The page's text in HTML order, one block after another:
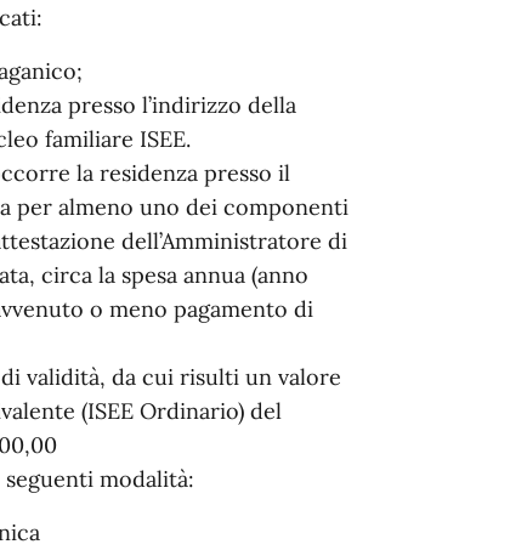
presso l’indirizzo della
familiare ISEE.
la residenza presso il
per almeno uno dei componenti
dell’Amministratore di
circa la spesa annua (anno
o meno pagamento di
validità, da cui risulti un valore
(ISEE Ordinario) del
modalità: